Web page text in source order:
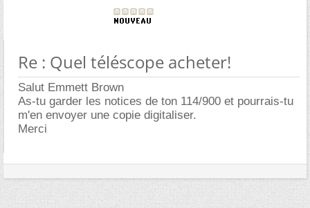
Re : Quel téléscope acheter!
Salut Emmett Brown
As-tu garder les notices de ton 114/900 et pourrais-tu
m'en envoyer une copie digitaliser.
Merci